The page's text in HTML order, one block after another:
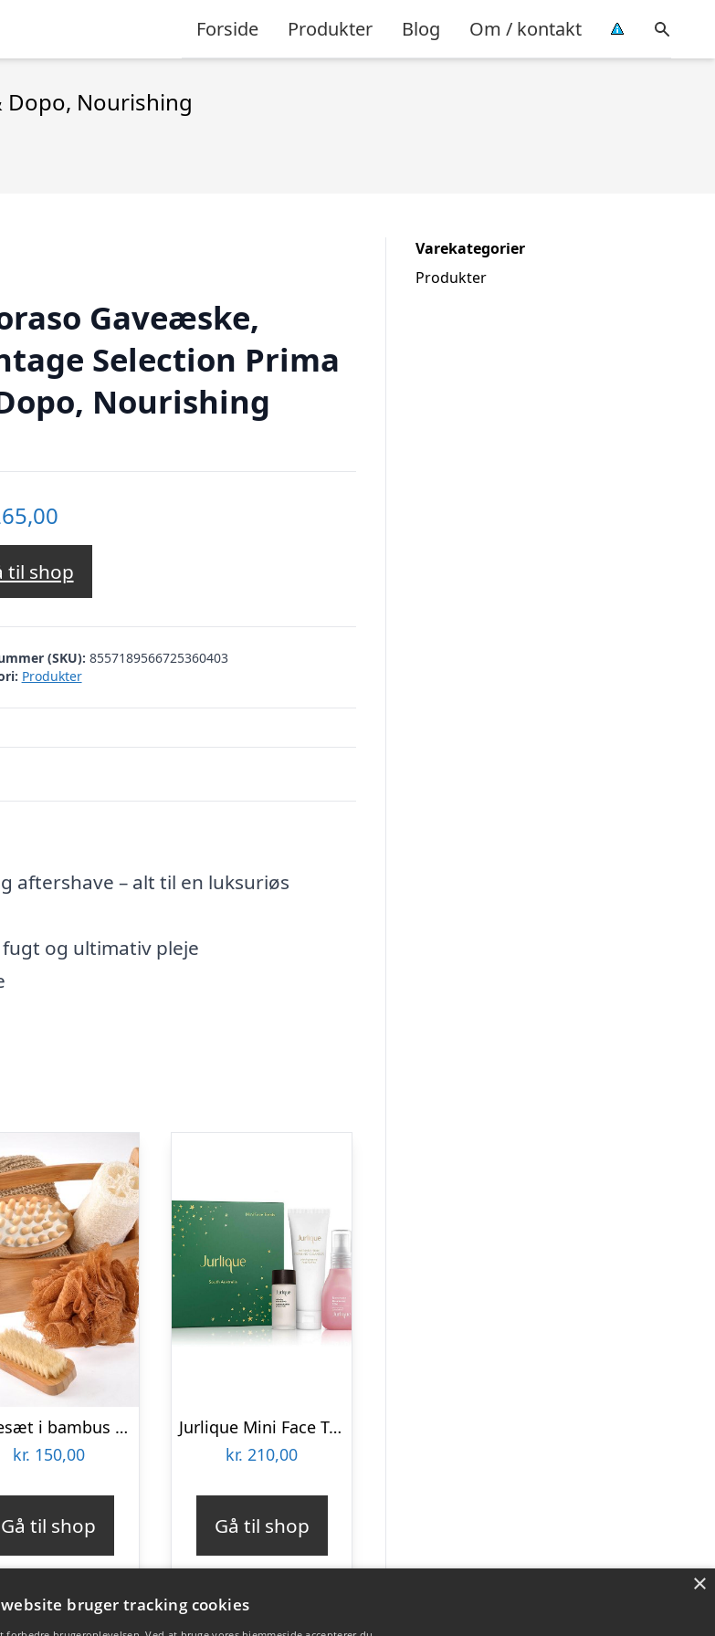
Forside Produkter Blog Om / kontakt
Dopo, Nourishing
Gaveæske,
Selection Prima
Nourishing
til shop
(SKU): 8557189566725360403
Produkter
aftershave – alt til en luksuriøs
fugt og ultimativ pleje
Gavesæt i bambus Neglebørste, mass.børste, peeling,
kr. 150,00
Gå til shop
Jurlique Mini Face Treats Gavesæt
kr. 210,00
Gå til shop
Varekategorier
Produkter
×
bruger tracking cookies